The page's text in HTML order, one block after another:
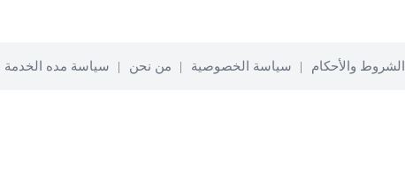
الشروط والأحكام سياسة الخصوصية من نحن سياسة مده الخدمة